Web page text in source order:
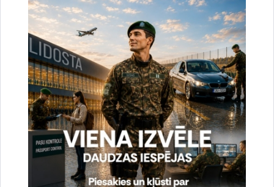
uzlabotu vietnes darbību un
pakalpojumus)
Reģistrē unikālu ID, kas tiek izmantots
statistisko datu iegūšanai par to, kā
apmeklētājs izmanto vietni.
2 gadi
_gat
Statistikas sīkdatnes (nepieciešamas, lai